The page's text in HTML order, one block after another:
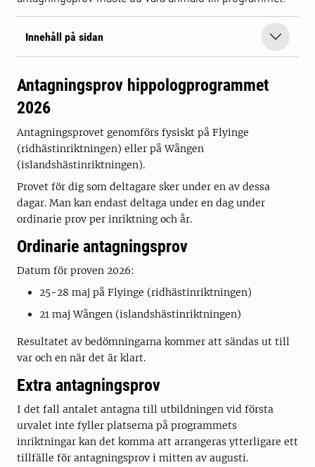
Innehåll på sidan
Antagningsprov hippologprogrammet
2026
Antagningsprovet genomförs fysiskt på Flyinge
(ridhästinriktningen) eller på Wången
(islandshästinriktningen).
Provet för dig som deltagare sker under en av dessa
dagar. Man kan endast deltaga under en dag under
ordinarie prov per inriktning och år.
Ordinarie antagningsprov
Datum för proven 2026:
25-28 maj på Flyinge (ridhästinriktningen)
21 maj Wången (islandshästinriktningen)
Resultatet av bedömningarna kommer att sändas ut till
var och en när det är klart.
Extra antagningsprov
I det fall antalet antagna till utbildningen vid första
urvalet inte fyller platserna på programmets
inriktningar kan det komma att arrangeras ytterligare ett
tillfälle för antagningsprov i mitten av augusti.